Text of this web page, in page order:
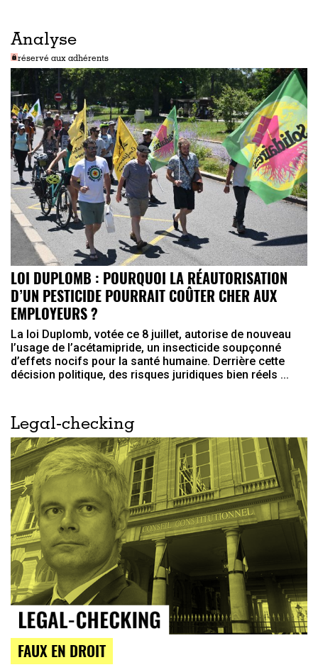
Analyse
réservé aux adhérents
LOI DUPLOMB : POURQUOI LA RÉAUTORISATION
D’UN PESTICIDE POURRAIT COÛTER CHER AUX
EMPLOYEURS ?
La loi Duplomb, votée ce 8 juillet, autorise de nouveau
l’usage de l’acétamipride, un insecticide soupçonné
d’effets nocifs pour la santé humaine. Derrière cette
décision politique, des risques juridiques bien réels ...
Legal-checking
FAUX EN DROIT